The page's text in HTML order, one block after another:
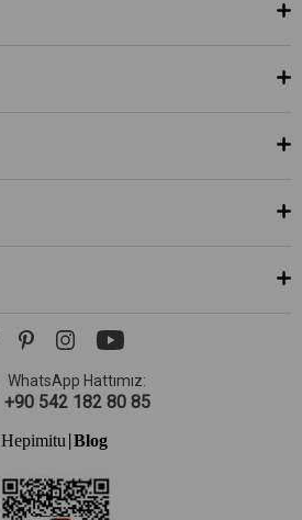
WhatsApp Hattımız:
+90 542 182 80 85
Hepimitu| Blog